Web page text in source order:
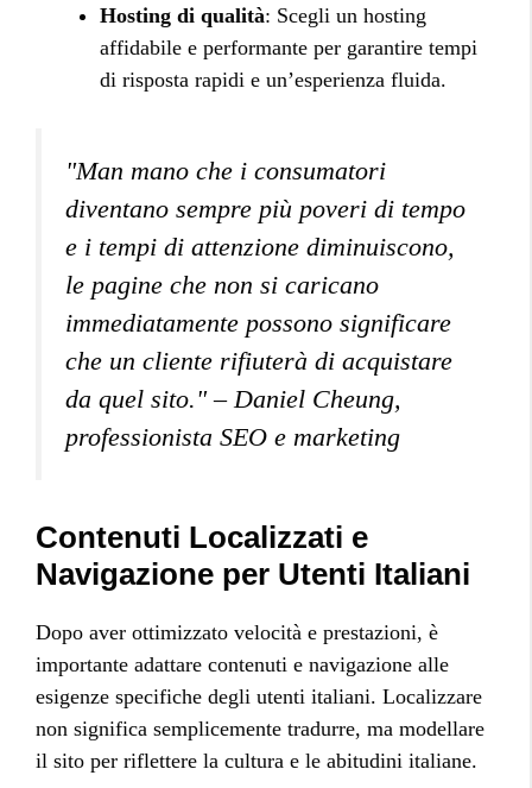
Hosting di qualità: Scegli un hosting
affidabile e performante per garantire tempi
di risposta rapidi e un’esperienza fluida.
"Man mano che i consumatori
diventano sempre più poveri di tempo
e i tempi di attenzione diminuiscono,
le pagine che non si caricano
immediatamente possono significare
che un cliente rifiuterà di acquistare
da quel sito." – Daniel Cheung,
professionista SEO e marketing
Contenuti Localizzati e
Navigazione per Utenti Italiani
Dopo aver ottimizzato velocità e prestazioni, è
importante adattare contenuti e navigazione alle
esigenze specifiche degli utenti italiani. Localizzare
non significa semplicemente tradurre, ma modellare
il sito per riflettere la cultura e le abitudini italiane.